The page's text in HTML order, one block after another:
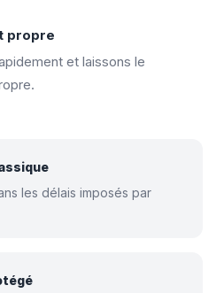
propre
et laissons le
les délais imposés par